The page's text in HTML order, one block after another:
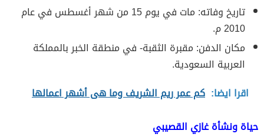
تاريخ وفاته: مات في يوم 15 من شهر أغسطس في عام
2010 م.
مكان الدفن: مقبرة الثقبة- في منطقة الخبر بالمملكة
العربية السعودية.
اقرا ايضا: كم عمر ريم الشريف وما هى أشهر اعمالها
حياة ونشأة غازي القصيبي